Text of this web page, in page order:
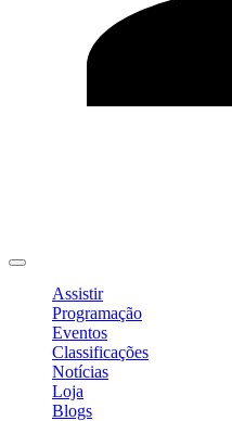
Assistir
Programação
Eventos
Classificações
Notícias
Loja
Blogs